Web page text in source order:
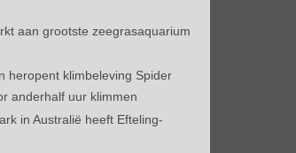
aan grootste zeegrasaquarium
heropent klimbeleving Spider
anderhalf uur klimmen
in Australië heeft Efteling-